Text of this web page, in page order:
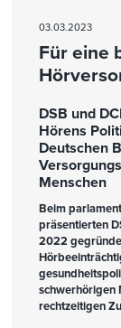
03.03.2023
Für eine
DSB und
Hörens
Deutschen
Menschen
Beim
präsentierten
2022
schwerhörigen
rechtzeitigen